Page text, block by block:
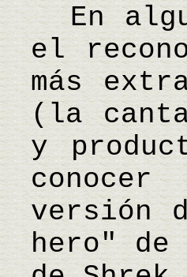
En
el
más
(la
y
versión
hero" de